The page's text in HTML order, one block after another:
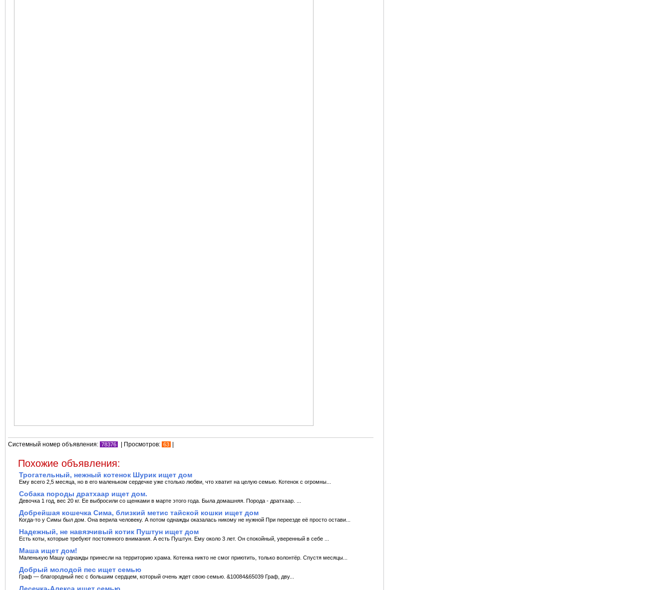
Системный номер объявления: 78376 | Просмотров: 63
Похожие объявления:
Трогательный, нежный котенок Шурик ищет дом
Ему всего 2,5 месяца, но в его маленьком сердечке уже столько любви, что хватит на целую семью. Котенок с огромны...
Собака породы дратхаар ищет дом.
Девочка 1 год, вес 20 кг. Ее выбросили со щенками в марте этого года. Была домашняя. Порода - дратхаар. ...
Добрейшая кошечка Сима, близкий метис тайской кошки ищет дом
Когда-то у Симы был дом. Она верила человеку. А потом однажды оказалась никому не нужной При переезде её просто остави...
Надежный, не навязчивый котик Пуштун ищет дом
Есть коты, которые требуют постоянного внимания. А есть Пуштун. Ему около 3 лет. Он спокойный, уверенный в себе ...
Маша ищет дом!
Маленькую Машу однажды принесли на территорию храма. Котенка никто не смог приютить, только волонтёр. Спустя месяцы...
Добрый молодой пес ищет семью
Граф — благородный пес с большим сердцем, который очень ждет свою семью. &10084&65039 Граф, дву...